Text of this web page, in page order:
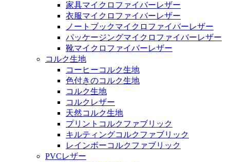
家具マイクロファイバーレザー
衣服マイクロファイバーレザー
ノートブックマイクロファイバーレザー
パッケージングマイクロファイバーレザー
靴マイクロファイバーレザー
コルク生地
コーヒーコルク生地
色付きのコルク生地
コルク生地
コルクレザー
天然コルク生地
プリントコルクファブリック
キルティングコルクファブリック
レインボーコルクファブリック
PVCレザー